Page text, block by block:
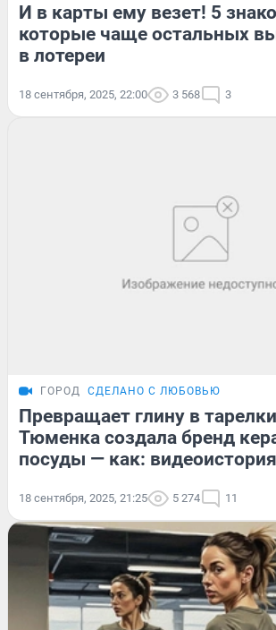
И в карты ему везет! 5
которые чаще остальных
в лотереи
18 сентября, 2025, 22:00 3 568 3
ГОРОД СДЕЛАНО С ЛЮБОВЬЮ
Превращает глину в
Тюменка создала бренд
посуды — как: видеоистория
18 сентября, 2025, 21:25 5 274 11